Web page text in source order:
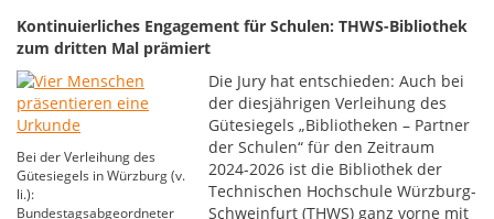
Kontinuierliches Engagement für Schulen: THWS-Bibliothek
zum dritten Mal prämiert
Bei der Verleihung des
Gütesiegels in Würzburg (v.
li.):
Bundestagsabgeordneter
Die Jury hat entschieden: Auch bei
der diesjährigen Verleihung des
Gütesiegels „Bibliotheken – Partner
der Schulen“ für den Zeitraum
2024-2026 ist die Bibliothek der
Technischen Hochschule Würzburg-
Schweinfurt (THWS) ganz vorne mit